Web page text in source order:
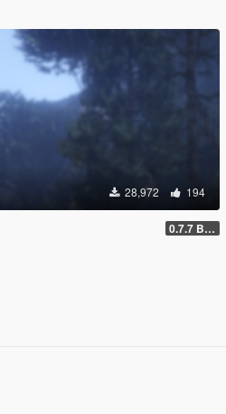
28,972 194
0.7.7 Beta